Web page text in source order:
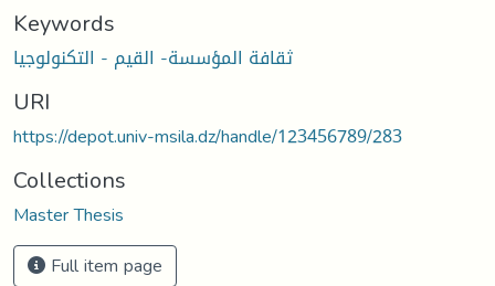
Keywords
ثقافة المؤسسة- القيم - التكنولوجيا
URI
https://depot.univ-msila.dz/handle/123456789/283
Collections
Master Thesis
Full item page